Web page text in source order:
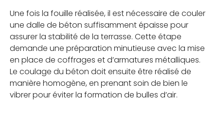
Une fois la fouille réalisée, il est nécessaire de couler
une dalle de béton suffisamment épaisse pour
assurer la stabilité de la terrasse. Cette étape
demande une préparation minutieuse avec la mise
en place de coffrages et d’armatures métalliques.
Le coulage du béton doit ensuite être réalisé de
manière homogène, en prenant soin de bien le
vibrer pour éviter la formation de bulles d’air.